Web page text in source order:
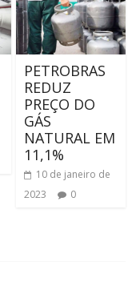
PETROBRAS
REDUZ
PREÇO DO
GÁS
NATURAL EM
11,1%
10 de janeiro de
2023
0